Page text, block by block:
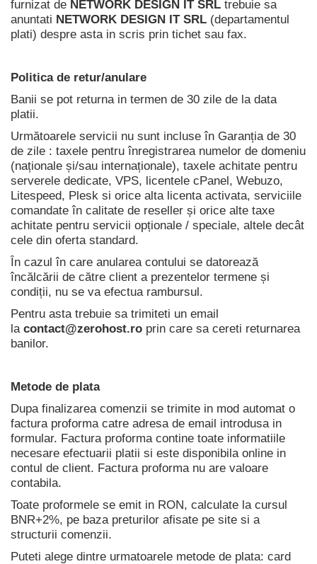
furnizat de NETWORK DESIGN IT SRL trebuie sa
anuntati NETWORK DESIGN IT SRL (departamentul
plati) despre asta in scris prin tichet sau fax.
Politica de retur/anulare
Banii se pot returna in termen de 30 zile de la data
platii.
Următoarele servicii nu sunt incluse în Garanția de 30
de zile : taxele pentru înregistrarea numelor de domeniu
(naționale și/sau internaționale), taxele achitate pentru
serverele dedicate, VPS, licentele cPanel, Webuzo,
Litespeed, Plesk si orice alta licenta activata, serviciile
comandate în calitate de reseller și orice alte taxe
achitate pentru servicii opționale / speciale, altele decât
cele din oferta standard.
În cazul în care anularea contului se datorează
încălcării de către client a prezentelor termene și
condiții, nu se va efectua rambursul.
Pentru asta trebuie sa trimiteti un email
la contact@zerohost.ro prin care sa cereti returnarea
banilor.
Metode de plata
Dupa finalizarea comenzii se trimite in mod automat o
factura proforma catre adresa de email introdusa in
formular. Factura proforma contine toate informatiile
necesare efectuarii platii si este disponibila online in
contul de client. Factura proforma nu are valoare
contabila.
Toate proformele se emit in RON, calculate la cursul
BNR+2%, pe baza preturilor afisate pe site si a
structurii comenzii.
Puteti alege dintre urmatoarele metode de plata: card